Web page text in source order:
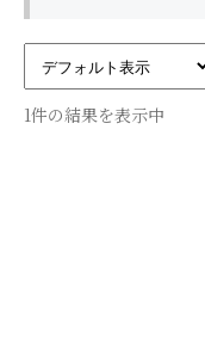
1件の結果を表示中